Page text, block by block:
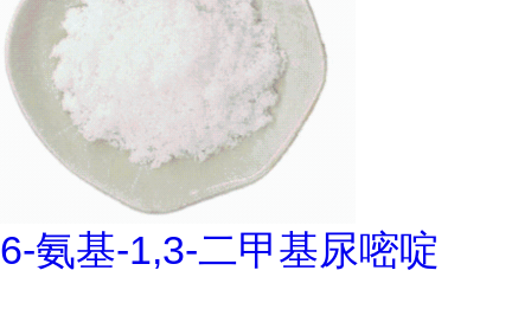
6-氨基-1,3-二甲基尿嘧啶